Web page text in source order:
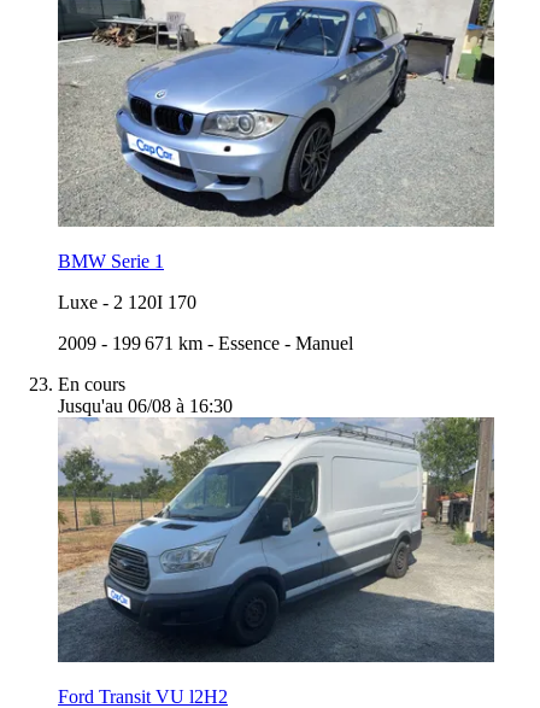
BMW Serie 1
Luxe - 2 120I 170
2009 - 199 671 km - Essence - Manuel
En cours
Jusqu'au 06/08 à 16:30
Ford Transit VU l2H2